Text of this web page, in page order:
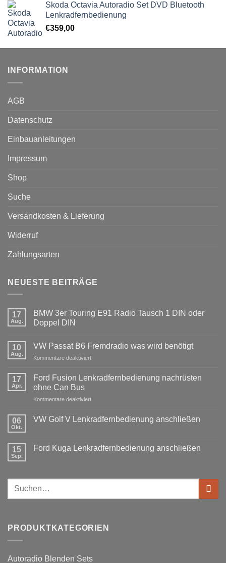
Skoda Octavia Autoradio Set DVD Bluetooth
Lenkradfernbedienung
€359,00
INFORMATION
AGB
Datenschutz
Einbauanleitungen
Impressum
Shop
Suche
Versandkosten & Lieferung
Widerruf
Zahlungsarten
NEUESTE BEITRÄGE
17
Aug.
BMW 3er Touring E91 Radio Tausch 1 DIN oder
Doppel DIN
zu
3er
Radio
Tausch
1
DIN
DIN
10
Aug.
VW Passat B6 Fremdradio was wird benötigt
Kommentare deaktiviertfür
Passat
was
benötigt
17
Apr.
Ford Fusion Lenkradfernbedienung nachrüsten
ohne Can Bus
Kommentare deaktiviertfür
Fusion
Can
06
Okt.
VW Golf V Lenkradfernbedienung anschließen
VW
15
Sep.
Ford Kuga Lenkradfernbedienung anschließen
Ford
Lenkradfernbedienung
anschließen
Suchen
PRODUKTKATEGORIEN
Autoradio Blenden Sets